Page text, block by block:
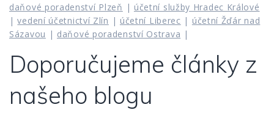
daňové poradenství Plzeň | účetní služby Hradec Králové
|vedení účetnictví Zlín | účetní Liberec | účetní Žďár nad
Sázavou | daňové poradenství Ostrava |
Doporučujeme články z
našeho blogu